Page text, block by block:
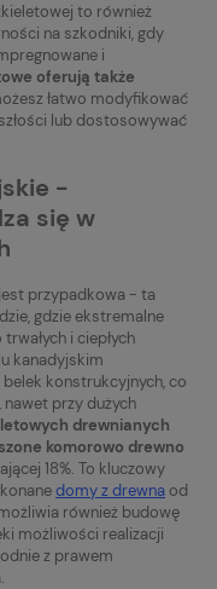
to również
na szkodniki, gdy
i
oferują także
łatwo modyfikować
lub dostosowywać
-
się w
przypadkowa - ta
gdzie ekstremalne
i ciepłych
kanadyjskim
konstrukcyjnych, co
przy dużych
drewnianych
komorowo drewno
18%. To kluczowy
domy z drewnaod
również budowę
możliwości realizacji
z prawem